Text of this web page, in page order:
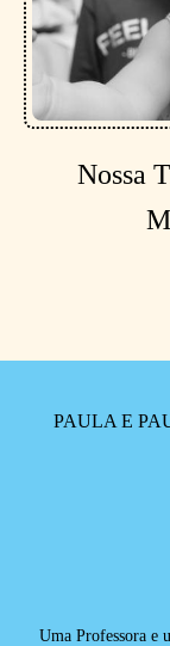
Nossa
PAULA E
Uma Professora e